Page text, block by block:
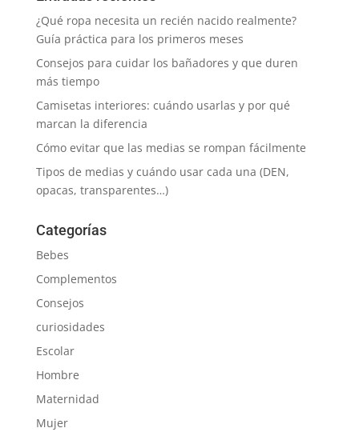
¿Qué ropa necesita un recién nacido realmente?
Guía práctica para los primeros meses
Consejos para cuidar los bañadores y que duren
más tiempo
Camisetas interiores: cuándo usarlas y por qué
marcan la diferencia
Cómo evitar que las medias se rompan fácilmente
Tipos de medias y cuándo usar cada una (DEN,
opacas, transparentes…)
Categorías
Bebes
Complementos
Consejos
curiosidades
Escolar
Hombre
Maternidad
Mujer